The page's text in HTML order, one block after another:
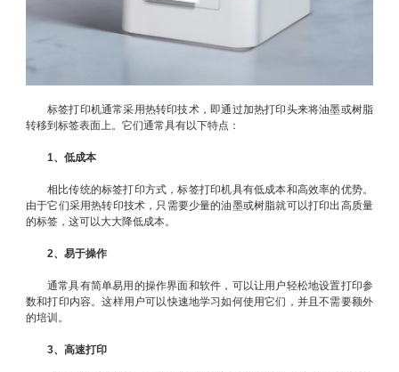
标签打印机通常采用热转印技术，即通过加热打印头来将油墨或树脂
转移到标签表面上。它们通常具有以下特点：
1、低成本
相比传统的标签打印方式，标签打印机具有低成本和高效率的优势。
由于它们采用热转印技术，只需要少量的油墨或树脂就可以打印出高质量
的标签，这可以大大降低成本。
2、易于操作
通常具有简单易用的操作界面和软件，可以让用户轻松地设置打印参
数和打印内容。这样用户可以快速地学习如何使用它们，并且不需要额外
的培训。
3、高速打印